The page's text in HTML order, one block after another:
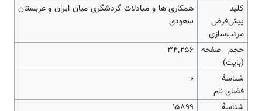
کلید
پیش‌فرض
مرتب‌سازی
همکاری ها و مبادلات گردشگری میان ایران و عربستان
سعودی
حجم صفحه
(بایت)
۳۴٬۲۵۶
شناسهٔ
فضای نام
0
شناسهٔ
15899